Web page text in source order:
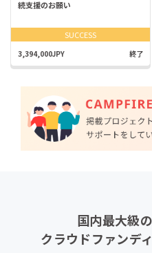
続支援のお願い
SUCCESS
3,394,000JPY 終了
国内最大級
クラウドファンデ